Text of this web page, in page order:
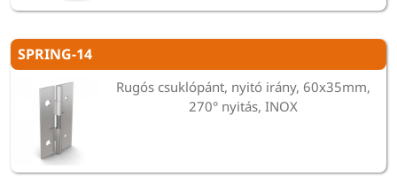
SPRING-14
Rugós csuklópánt, nyitó irány, 60x35mm,
270° nyitás, INOX